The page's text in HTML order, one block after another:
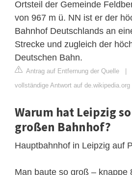
Ortsteil der Gemeinde
von 967 m ü. NN ist er der
Bahnhof Deutschlands an
Strecke und zugleich der
Deutschen Bahn.
Antrag auf Entfernung der Quelle |
vollständige Antwort auf de.wikipedia.org
Warum hat Leipzig
großen Bahnhof?
Hauptbahnhof in Leipzig auf
Man baute so groß – knappe